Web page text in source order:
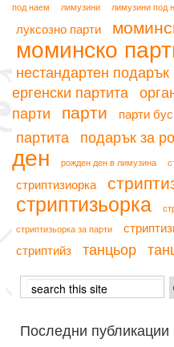
под наем
лимузини лимузини под
луксозно парти
моминско
нестандартен подарък
ергенски партита
парти
парти парти бус
партита подарък за
ден рожден ден в лимузина
стриптизиорка
стриптизьорка
стриптизьорка за парти
стриптийз танцьор
Последни публикации